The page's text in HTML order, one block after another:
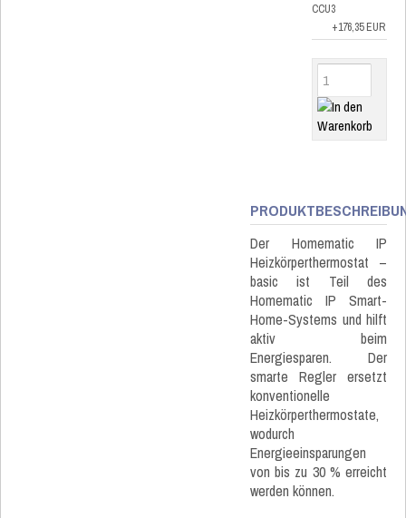
CCU3
+176,35 EUR
Der Homematic IP
Heizkörperthermostat –
basic ist Teil des
Homematic IP Smart-
Home-Systems und hilft
aktiv beim
Energiesparen. Der
smarte Regler ersetzt
konventionelle
Heizkörperthermostate,
wodurch
Energieeinsparungen
von bis zu 30 % erreicht
werden können.